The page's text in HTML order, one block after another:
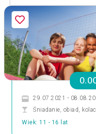
29.07.2021 -
Śniadanie, obiad,
Wiek: 11 - 16 lat